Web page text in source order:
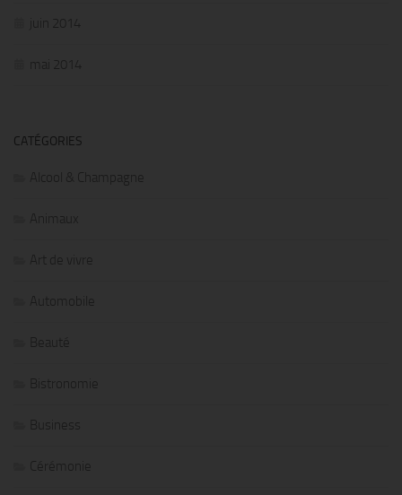
juin 2014
mai 2014
CATÉGORIES
Alcool & Champagne
Animaux
Art de vivre
Automobile
Beauté
Bistronomie
Business
Cérémonie